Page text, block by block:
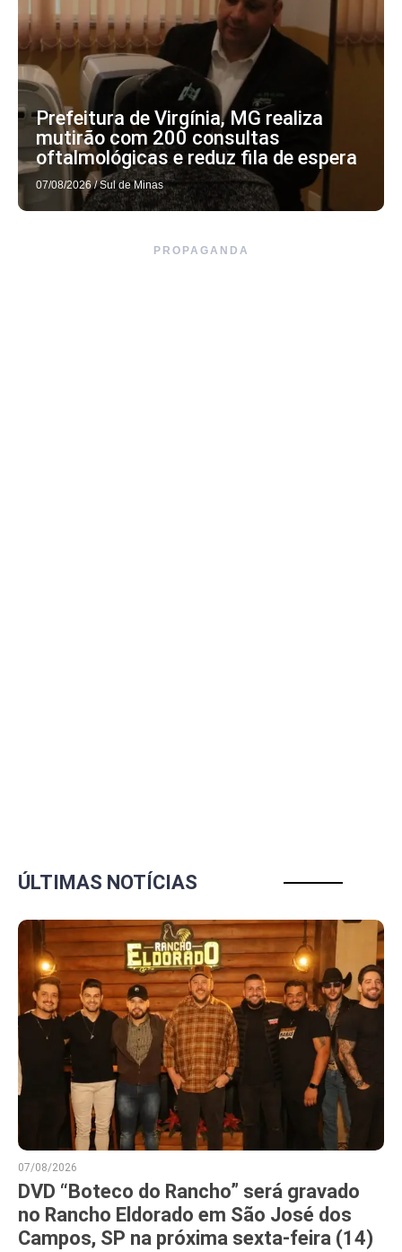
Prefeitura de Virgínia, MG realiza
mutirão com 200 consultas
oftalmológicas e reduz fila de espera
07/08/2026 / Sul de Minas
PROPAGANDA
ÚLTIMAS NOTÍCIAS
07/08/2026
DVD “Boteco do Rancho” será gravado
no Rancho Eldorado em São José dos
Campos, SP na próxima sexta-feira (14)